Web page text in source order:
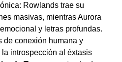
Rowlands trae su
masivas, mientras Aurora
y letras profundas.
de conexión humana y
introspección al éxtasis